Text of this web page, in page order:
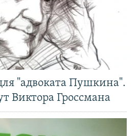
"адвоката Пушкина".
Виктора Гроссмана